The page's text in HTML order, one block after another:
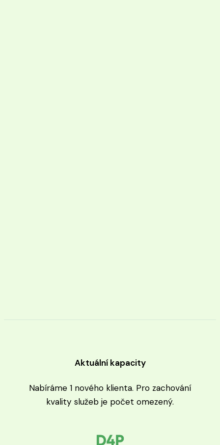
Aktuální kapacity
Nabíráme 1 nového klienta. Pro zachování
kvality služeb je počet omezený.